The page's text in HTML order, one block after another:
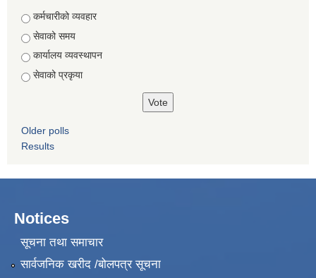
Choices
कर्मचारीको व्यवहार
सेवाको समय
कार्यालय व्यवस्थापन
सेवाको प्रकृया
Older polls
Results
Notices
सूचना तथा समाचार
सार्वजनिक खरीद /बोलपत्र सूचना